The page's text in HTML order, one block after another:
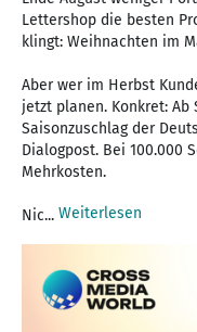
Lettershop die besten
klingt: Weihnachten im
Aber wer im Herbst
jetzt planen. Konkret:
Saisonzuschlag der
Dialogpost. Bei 100.000
Mehrkosten.
Nic... Weiterlesen